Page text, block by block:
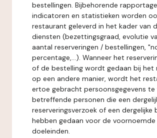
bestellingen. Bijbehorende
indicatoren en statistieken worden
restaurant geleverd in het kader van
diensten (bezettingsgraad, evolutie
aantal reserveringen / bestellingen,
percentage,...). Wanneer het
of de bestelling wordt gedaan bij het
op een andere manier, wordt het
ertoe gebracht persoonsgegevens te
betreffende personen die een
reserveringsverzoek of een dergelijke
hebben gedaan voor de voornoemde
doeleinden.